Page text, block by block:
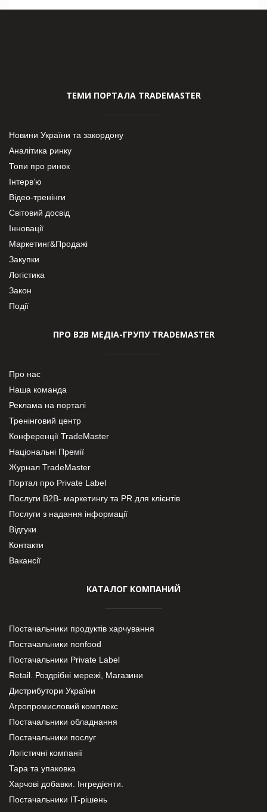
ТЕМИ ПОРТАЛА TRADEMASTER
Новини України та закордону
Аналітика ринку
Топи про ринок
Інтерв’ю
Відео-тренінги
Світовий досвід
Інновації
Маркетинг&Продажі
Закупки
Логістика
Закон
Події
ПРО В2В МЕДІА-ГРУПУ TRADEMASTER
Про нас
Наша команда
Реклама на порталі
Тренінговий центр
Конференції TradeMaster
Національні Премії
Журнал TradeMaster
Портал про Private Label
Послуги В2В- маркетингу та PR для клієнтів
Послуги з надання інформації
Відгуки
Контакти
Вакансії
КАТАЛОГ КОМПАНИЙ
Постачальники продуктів харчування
Постачальники nonfood
Постачальники Private Label
Retail. Роздрібні мережі, Магазини
Дистрибутори України
Агропромисловий комплекс
Постачальники обладнання
Постачальники послуг
Логістичні компанії
Тара та упаковка
Харчові добавки. Інгредієнти.
Постачальники IT-рішень